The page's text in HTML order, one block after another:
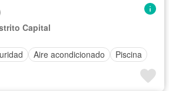
Capital
Aire acondicionado Piscina